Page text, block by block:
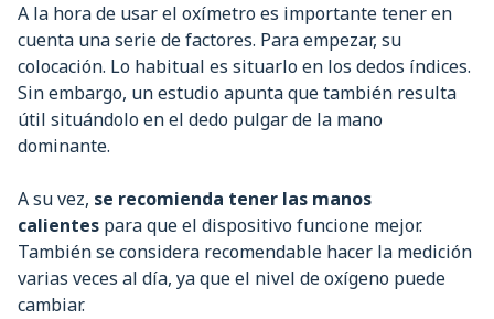
A la hora de usar el oxímetro es importante tener en
cuenta una serie de factores. Para empezar, su
colocación. Lo habitual es situarlo en los dedos índices.
Sin embargo, un estudio apunta que también resulta
útil situándolo en el dedo pulgar de la mano
dominante.
A su vez, se recomienda tener las manos
calientes para que el dispositivo funcione mejor.
También se considera recomendable hacer la medición
varias veces al día, ya que el nivel de oxígeno puede
cambiar.